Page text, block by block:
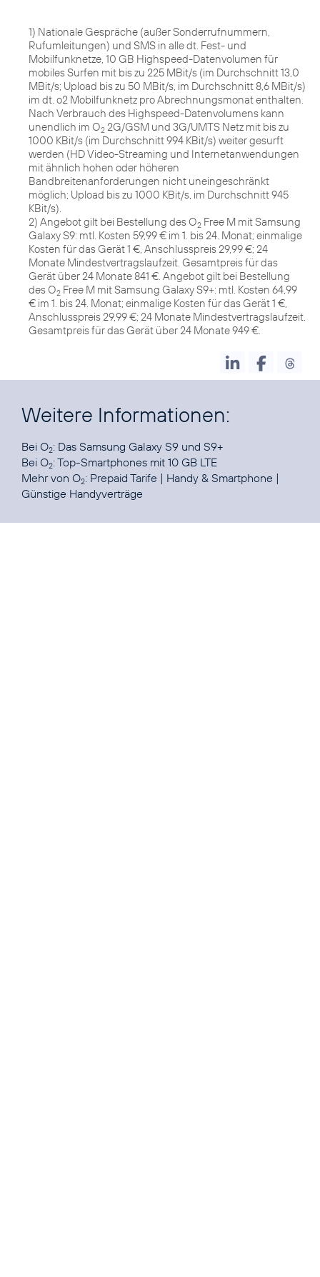
1) Nationale Gespräche (außer Sonderrufnummern,
Rufumleitungen) und SMS in alle dt. Fest- und
Mobilfunknetze, 10 GB Highspeed-Datenvolumen für
mobiles Surfen mit bis zu 225 MBit/s (im Durchschnitt 13,0
MBit/s; Upload bis zu 50 MBit/s, im Durchschnitt 8,6 MBit/s)
im dt. o2 Mobilfunknetz pro Abrechnungsmonat enthalten.
Nach Verbrauch des Highspeed-Datenvolumens kann
unendlich im O2 2G/GSM und 3G/UMTS Netz mit bis zu
1000 KBit/s (im Durchschnitt 994 KBit/s) weiter gesurft
werden (HD Video-Streaming und Internetanwendungen
mit ähnlich hohen oder höheren
Bandbreitenanforderungen nicht uneingeschränkt
möglich; Upload bis zu 1000 KBit/s, im Durchschnitt 945
KBit/s).
2) Angebot gilt bei Bestellung des O2 Free M mit Samsung
Galaxy S9: mtl. Kosten 59,99 € im 1. bis 24. Monat; einmalige
Kosten für das Gerät 1 €, Anschlusspreis 29,99 €; 24
Monate Mindestvertragslaufzeit. Gesamtpreis für das
Gerät über 24 Monate 841 €. Angebot gilt bei Bestellung
des O2 Free M mit Samsung Galaxy S9+: mtl. Kosten 64,99
€ im 1. bis 24. Monat; einmalige Kosten für das Gerät 1 €,
Anschlusspreis 29,99 €; 24 Monate Mindestvertragslaufzeit.
Gesamtpreis für das Gerät über 24 Monate 949 €.
Weitere Informationen:
Bei O2: Das Samsung Galaxy S9 und S9+
Bei O2:Top-Smartphones mit 10 GB LTE
Mehr von O2: Prepaid Tarife | Handy & Smartphone |
Günstige Handyverträge